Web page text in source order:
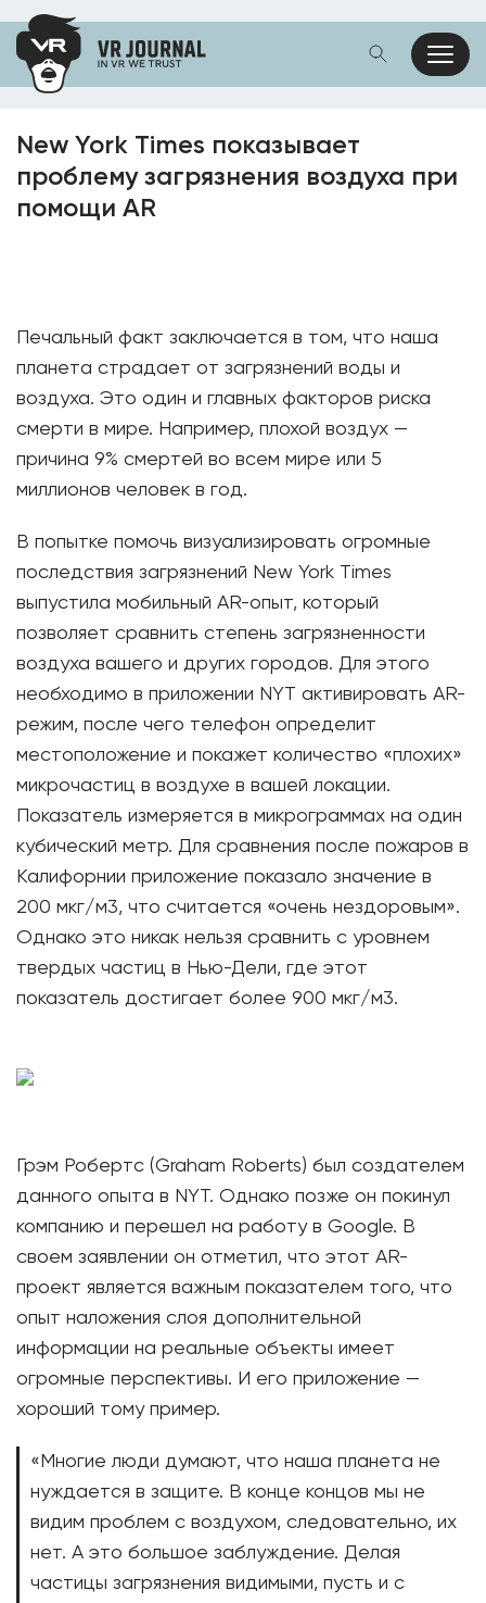
New York Times показывает
проблему загрязнения воздуха при
помощи AR
Печальный факт заключается в том, что наша
планета страдает от загрязнений воды и
воздуха. Это один и главных факторов риска
смерти в мире. Например, плохой воздух —
причина 9% смертей во всем мире или 5
миллионов человек в год.
В попытке помочь визуализировать огромные
последствия загрязнений New York Times
выпустила мобильный AR-опыт, который
позволяет сравнить степень загрязненности
воздуха вашего и других городов. Для этого
необходимо в приложении NYT активировать AR-
режим, после чего телефон определит
местоположение и покажет количество «плохих»
микрочастиц в воздухе в вашей локации.
Показатель измеряется в микрограммах на один
кубический метр. Для сравнения после пожаров в
Калифорнии приложение показало значение в
200 мкг/м3, что считается «очень нездоровым».
Однако это никак нельзя сравнить с уровнем
твердых частиц в Нью-Дели, где этот
показатель достигает более 900 мкг/м3.
Грэм Робертс (Graham Roberts) был создателем
данного опыта в NYT. Однако позже он покинул
компанию и перешел на работу в Google. В
своем заявлении он отметил, что этот AR-
проект является важным показателем того, что
опыт наложения слоя дополнительной
информации на реальные объекты имеет
огромные перспективы. И его приложение —
хороший тому пример.
«Многие люди думают, что наша планета не
нуждается в защите. В конце концов мы не
видим проблем с воздухом, следовательно, их
нет. А это большое заблуждение. Делая
частицы загрязнения видимыми, пусть и с